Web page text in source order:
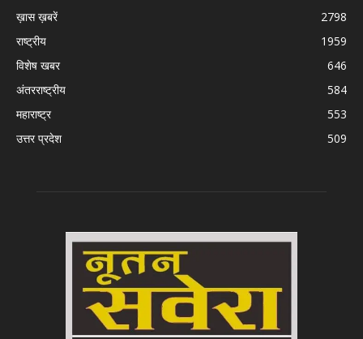
ख़ास ख़बरें
2798
राष्ट्रीय
1959
विशेष खबर
646
अंतरराष्ट्रीय
584
महाराष्ट्र
553
उत्तर प्रदेश
509